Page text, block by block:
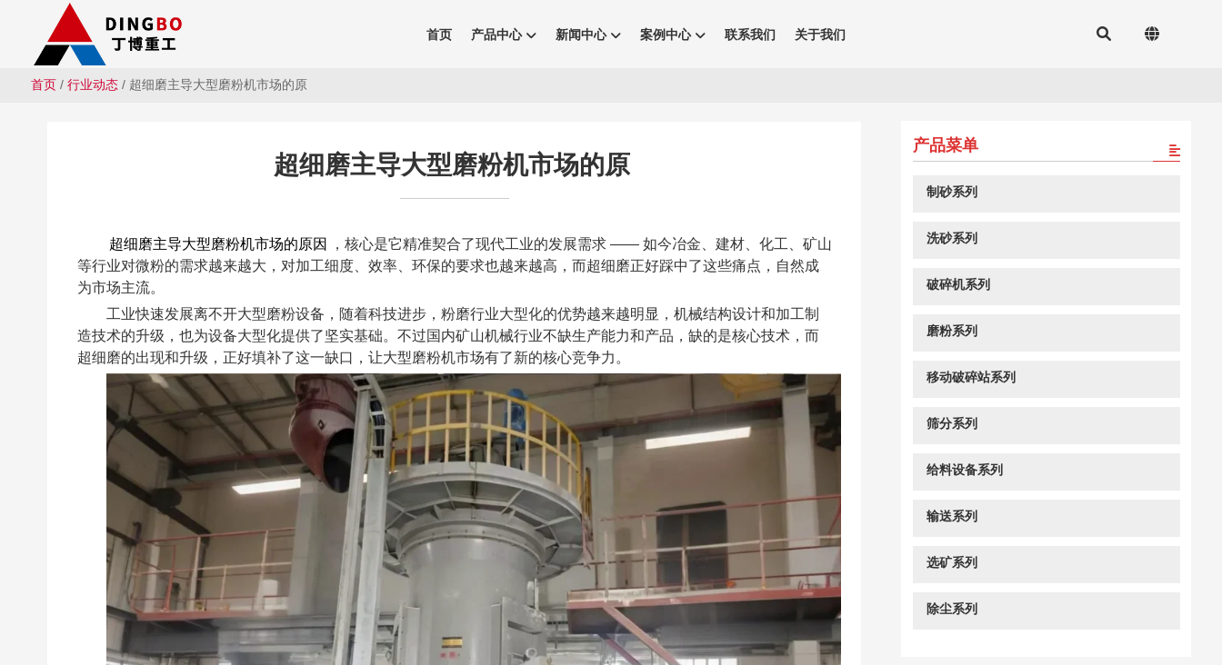
首页 产品中心 新闻中心 案例中心 联系我们 关于我们
首页/ 行业动态/ 超细磨主导大型磨粉机市场的原
超细磨主导大型磨粉机市场的原
超细磨主导大型磨粉机市场的原因
，核心是它精准契合了现代工业的发展需求 —— 如今冶金、建材、化工、矿山
等行业对微粉的需求越来越大，对加工细度、效率、环保的要求也越来越高，而超细磨正好踩中了这些痛点，自然成
为市场主流。
工业快速发展离不开大型磨粉设备，随着科技进步，粉磨行业大型化的优势越来越明显，机械结构设计和加工制
造技术的升级，也为设备大型化提供了坚实基础。不过国内矿山机械行业不缺生产能力和产品，缺的是核心技术，而
超细磨的出现和升级，正好填补了这一缺口，让大型磨粉机市场有了新的核心竞争力。
产品菜单
制砂系列
洗砂系列
破碎机系列
磨粉系列
移动破碎站系列
筛分系列
给料设备系列
输送系列
选矿系列
除尘系列